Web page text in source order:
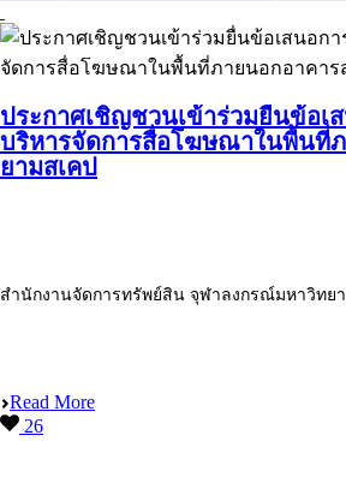
ประกาศเชิญชวนเข้าร่วมยื่นข้อเ
บริหารจัดการสื่อโฆษณาในพื้นที่
ยามสเคป
สำนักงานจัดการทรัพย์สิน จุฬาลงกรณ์มหาวิท
Read More
26